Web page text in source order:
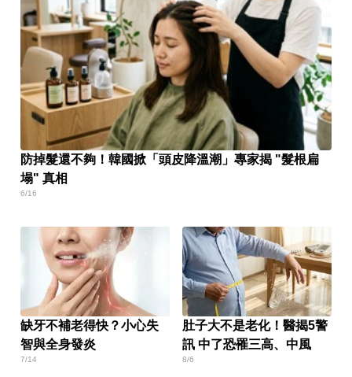
防掉髮還不夠！韓國掀「頭皮降溫潮」專家揭 "髮根扁
塌" 真相
6/16
缺牙不補老得快？小心失
智與全身發炎
7/14
肚子大不是老化！醫揭5警
訊 中了恐罹三高、中風
8/6